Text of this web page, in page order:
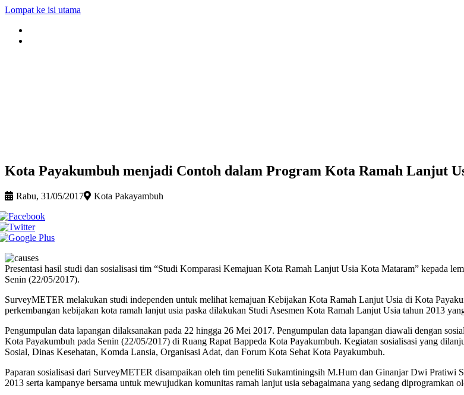
Lompat ke isi utama
Kota Payakumbuh menjadi Contoh dalam Program Kota Ramah Lanjut
Rabu, 31/05/2017 Kota Pakayambuh
Presentasi hasil studi dan sosialisasi tim “Studi Komparasi Kemajuan Kota Ramah Lanjut Usia Kota Mataram” kepada
Senin (22/05/2017).
SurveyMETER melakukan studi independen untuk melihat kemajuan Kebijakan Kota Ramah Lanjut Usia di Kota
perkembangan kebijakan kota ramah lanjut usia paska dilakukan Studi Asesmen Kota Ramah Lanjut Usia tahun 2013
Pengumpulan data lapangan dilaksanakan pada 22 hingga 26 Mei 2017. Pengumpulan data lapangan diawali dengan
Kota Payakumbuh pada Senin (22/05/2017) di Ruang Rapat Bappeda Kota Payakumbuh. Kegiatan sosialisasi yang
Sosial, Dinas Kesehatan, Komda Lansia, Organisasi Adat, dan Forum Kota Sehat Kota Payakumbuh.
Paparan sosialisasi dari SurveyMETER disampaikan oleh tim peneliti Sukamtiningsih M.Hum dan Ginanjar Dwi Pratiwi
2013 serta kampanye bersama untuk mewujudkan komunitas ramah lanjut usia sebagaimana yang sedang diprogramkan